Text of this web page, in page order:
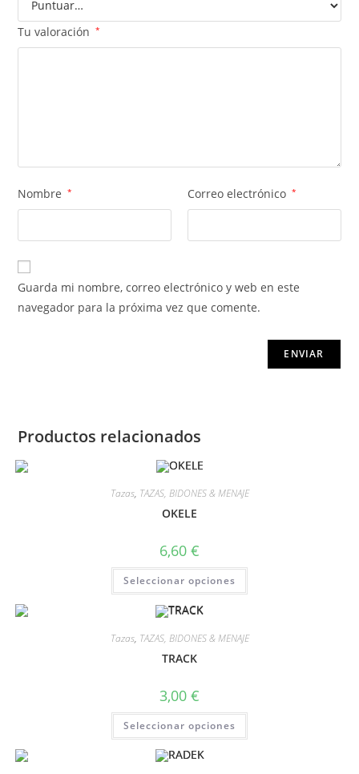
Tu valoración *
Nombre * Correo electrónico *
Guarda mi nombre, correo electrónico y web en este
navegador para la próxima vez que comente.
Productos relacionados
Tazas, TAZAS, BIDONES & MENAJE
OKELE
6,60 €
Seleccionar opciones
Tazas, TAZAS, BIDONES & MENAJE
TRACK
3,00 €
Seleccionar opciones